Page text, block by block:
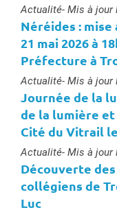
Type :
Actualité- Mis à jour
Néréides : mise
21 mai 2026 à
Préfecture à
Type :
Actualité- Mis à jour
Journée de la
de la lumière et
Cité du Vitrail
Type :
Actualité- Mis à jour
Découverte
collégiens de
Luc